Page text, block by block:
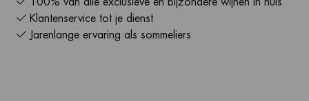
Klantenservice tot je dienst
Jarenlange ervaring als sommeliers